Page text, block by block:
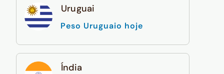
Uruguai
Peso Uruguaio hoje
Índia